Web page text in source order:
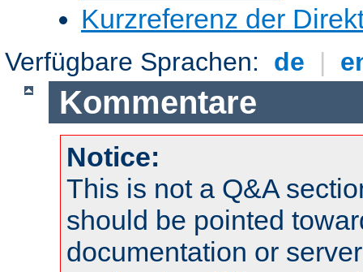
Kurzreferenz der
Verfügbare Sprachen: de |
Kommentare
Notice:
This is not a Q&A
should be pointed
documentation or